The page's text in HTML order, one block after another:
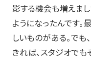
影する機会も増えま
ようになったんです
しいものがある。で
きれば、スタジオで